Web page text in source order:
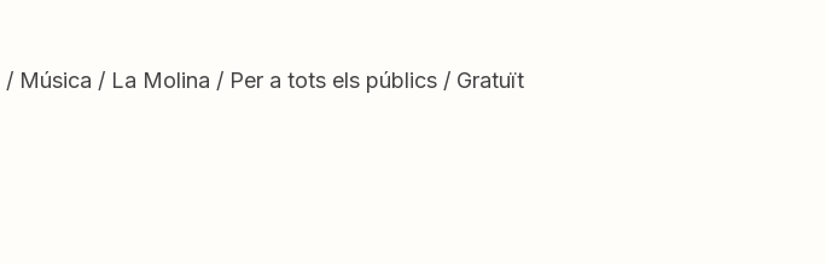
/ Música / La Molina / Per a tots els públics / Gratuït